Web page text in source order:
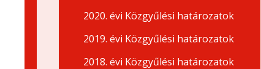
2020. évi Közgyűlési határozatok
2019. évi Közgyűlési határozatok
2018. évi Közgyűlési határozatok